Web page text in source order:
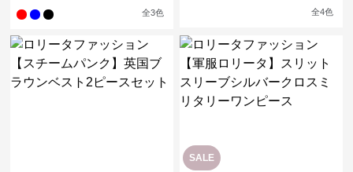
全3色 全4色
SALE